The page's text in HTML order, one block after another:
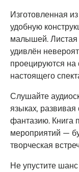
Изготовленная
удобную
малышей. Листая
удивлён
проецируются на
настоящего
Слушайте
языках,
фантазию. Книга
мероприятий —
творческая
Не упустите